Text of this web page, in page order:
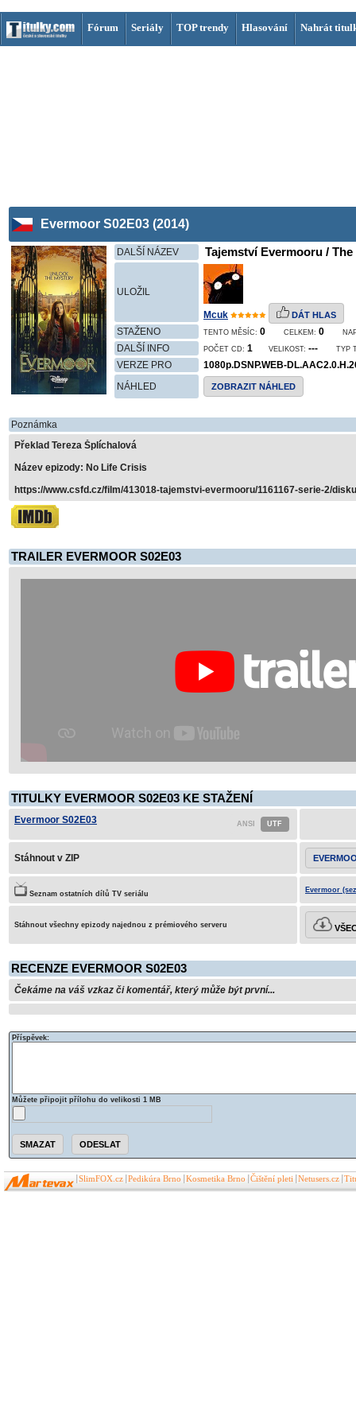
Fórum Seriály TOP trendy Hlasování Nahrát
Evermoor S02E03 (2014)
DALŠÍ NÁZEV Tajemství Evermooru /
ULOŽIL
Mcuk DÁT HLAS
STAŽENO TENTO MĚSÍC: 0 CELKEM: 0
DALŠÍ INFO POČET CD: 1 VELIKOST: --- TYP
VERZE PRO
1080p.DSNP.WEB-
NÁHLED
ZOBRAZIT NÁHLED
Poznámka
Překlad Tereza Šplíchalová
Název epizody: No Life Crisis
https://www.csfd.cz/film/413018-tajemstvi-evermooru/1161167-serie-2/
TRAILER EVERMOOR S02E03
TITULKY EVERMOOR S02E03 KE STAŽENÍ
Evermoor S02E03
Stáhnout v ZIP
Seznam ostatních dílů TV seriálu Evermoor
Stáhnout všechny epizody najednou z prémiového serveru
RECENZE EVERMOOR S02E03
Čekáme na váš vzkaz či komentář, který může být první...
Příspěvek:
Můžete připojit přílohu do velikosti 1 MB
SlimFOX.cz Pedikúra Brno Kosmetika Brno Čištění pleti Netusers.cz